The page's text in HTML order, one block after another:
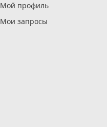
Мой профиль
Мои запросы